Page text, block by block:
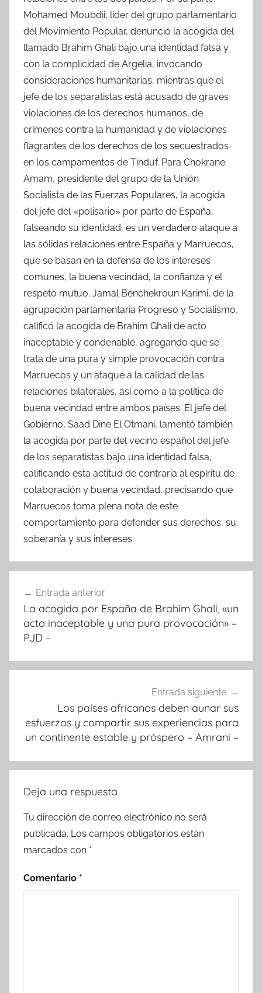
Mohamed Moubdii, líder del grupo parlamentario
del Movimiento Popular, denunció la acogida del
llamado Brahim Ghali bajo una identidad falsa y
con la complicidad de Argelia, invocando
consideraciones humanitarias, mientras que el
jefe de los separatistas está acusado de graves
violaciones de los derechos humanos, de
crímenes contra la humanidad y de violaciones
flagrantes de los derechos de los secuestrados
en los campamentos de Tinduf. Para Chokrane
Amam, presidente del grupo de la Unión
Socialista de las Fuerzas Populares, la acogida
del jefe del «polisario» por parte de España,
falseando su identidad, es un verdadero ataque a
las sólidas relaciones entre España y Marruecos,
que se basan en la defensa de los intereses
comunes, la buena vecindad, la confianza y el
respeto mutuo. Jamal Benchekroun Karimi, de la
agrupación parlamentaria Progreso y Socialismo,
calificó la acogida de Brahim Ghali de acto
inaceptable y condenable, agregando que se
trata de una pura y simple provocación contra
Marruecos y un ataque a la calidad de las
relaciones bilaterales, así como a la política de
buena vecindad entre ambos países. El jefe del
Gobierno, Saad Dine El Otmani, lamentó también
la acogida por parte del vecino español del jefe
de los separatistas bajo una identidad falsa,
calificando esta actitud de contraria al espíritu de
colaboración y buena vecindad, precisando que
Marruecos toma plena nota de este
comportamiento para defender sus derechos, su
soberanía y sus intereses.
de
entradas
Entrada anterior
La acogida por España de Brahim Ghali, «un
acto inaceptable y una pura provocación» –
PJD –
Entrada siguiente
Los países africanos deben aunar sus
esfuerzos y compartir sus experiencias para
un continente estable y próspero – Amrani –
Deja una respuesta
Tu dirección de correo electrónico no será
publicada. Los campos obligatorios están
marcados con *
Comentario *